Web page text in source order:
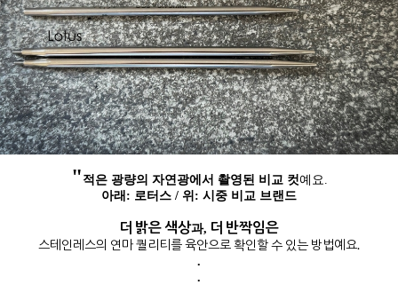
" 적은 광량의 자연광에서 촬영된 비교 컷예요.
아래: 로터스 / 위: 시중 비교 브랜드
더 밝은 색상과, 더 반짝임은
스테인레스의 연마 퀄리티를 육안으로 확인할 수 있는 방법예요.
.
.